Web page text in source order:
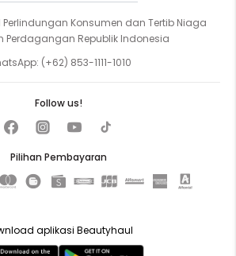
Perlindungan Konsumen dan Tertib Niaga
Perdagangan Republik Indonesia
(+62) 853-1111-1010
Pilihan Pembayaran
Follow us!
aplikasi Beautyhaul